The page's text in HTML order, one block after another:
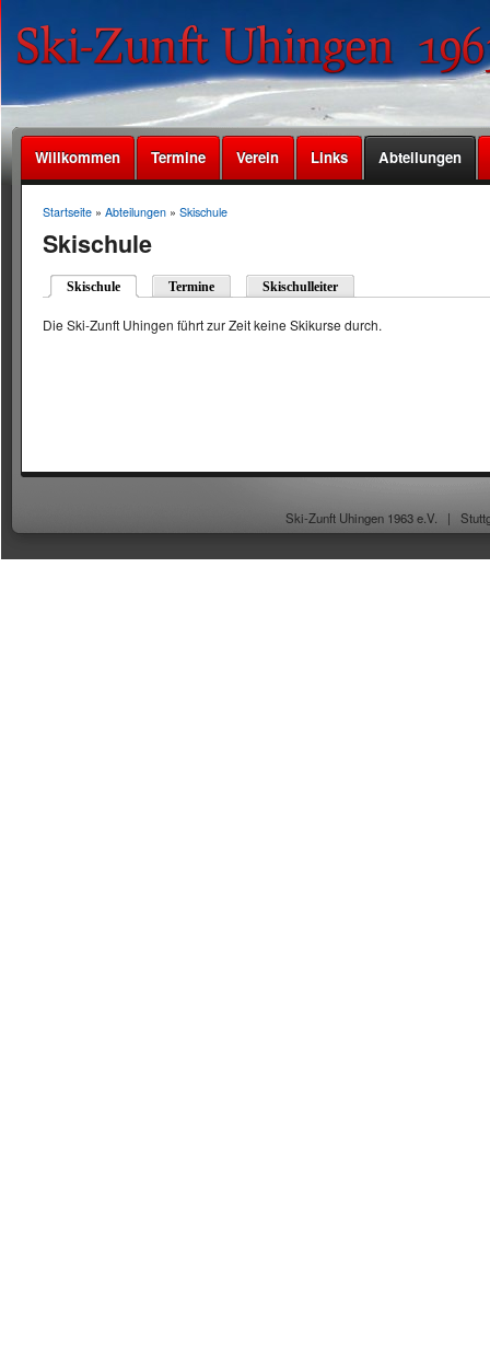
Willkommen Termine Verein Links Abteilungen
Startseite» Abteilungen» Skischule
Skischule
Skischule Termine Skischulleiter
Die Ski-Zunft Uhingen führt zur Zeit keine Skikurse durch.
Ski-Zunft Uhingen 1963 e.V. |